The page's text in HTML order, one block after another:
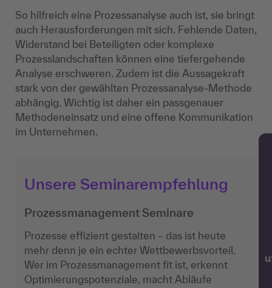
So hilfreich eine Prozessanalyse auch ist, sie bringt
auch Herausforderungen mit sich. Fehlende Daten,
Widerstand bei Beteiligten oder komplexe
Prozesslandschaften können eine tiefergehende
Analyse erschweren. Zudem ist die Aussagekraft
stark von der gewählten Prozessanalyse-Methode
abhängig. Wichtig ist daher ein passgenauer
Methodeneinsatz und eine offene Kommunikation
im Unternehmen.
Unsere Seminarempfehlung
Prozessmanagement Seminare
Prozesse effizient gestalten – das ist heute
mehr denn je ein echter Wettbewerbsvorteil.
Wer im Prozessmanagement fit ist, erkennt
Optimierungspotenziale, macht Abläufe